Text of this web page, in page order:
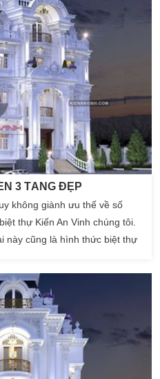
3 TẦNG ĐẸP
không giành ưu thế về số
thự Kiến An Vinh chúng tôi.
này cũng là hình thức biệt thự
đẹp là hình thức lấy cảm